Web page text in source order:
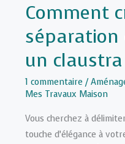
Comment
séparation
un claustra
1 commentaire /
Mes Travaux Maison
Vous cherchez à
touche d’élégance à